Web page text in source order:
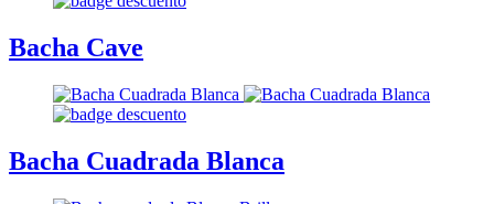
Bacha Cave
Bacha Cuadrada Blanca